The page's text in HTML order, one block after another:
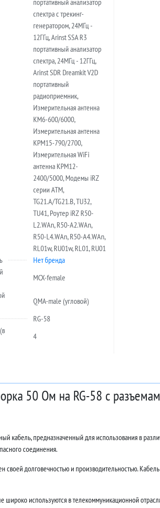
портативный анализатор
спектра с трекинг-
генератором, 24МГц -
12ГГц, Arinst SSA R3
портативный анализатор
спектра, 24МГц - 12ГГц,
Arinst SDR Dreamkit V2D
портативный
радиоприемник,
Измерительная антенна
KM6-600/6000,
Измерительная антенна
KPM15-790/2700,
Измерительная WiFi
антенна KPM12-
2400/5000, Модемы iRZ
серии ATM,
TG21.A/TG21.B, TU32,
TU41, Роутер iRZ R50-
L2.WAn, R50-A2.WAn,
R50-L4.WAn, R50-A4.WAn,
RL01w, RU01w, RL01, RU01
Нет бренда
MCX-female
QMA-male (угловой)
RG-58
4
50 Ом на RG-58 с
кабель, предназначенный для использования в
соединения.
своей долговечностью и производительностью.
используются в телекоммуникационной